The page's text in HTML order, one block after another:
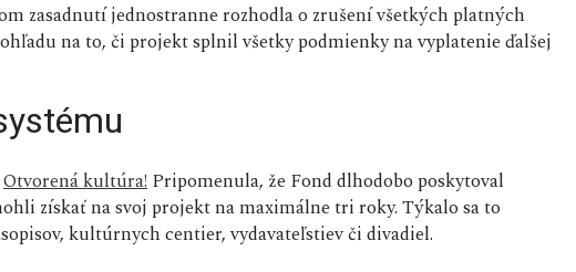
zasadnutí jednostranne rozhodla o zrušení všetkých platných
na to, či projekt splnil všetky podmienky na vyplatenie ďalšej
Otvorená kultúra!Pripomenula, že Fond dlhodobo poskytoval
získať na svoj projekt na maximálne tri roky. Týkalo sa to
kultúrnych centier, vydavateľstiev či divadiel.